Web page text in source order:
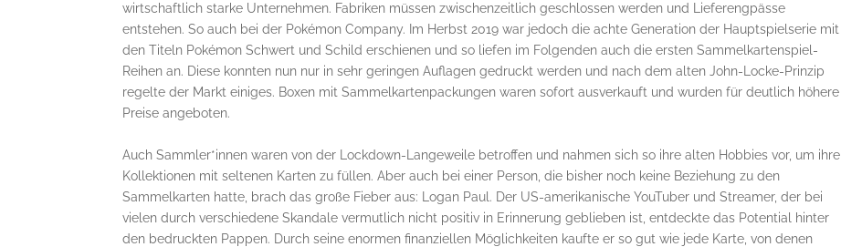
wirtschaftlich starke Unternehmen. Fabriken müssen zwischenzeitlich geschlossen werden und Lieferengpässe
entstehen. So auch bei der Pokémon Company. Im Herbst 2019 war jedoch die achte Generation der Hauptspielserie mit
den Titeln Pokémon Schwert und Schild erschienen und so liefen im Folgenden auch die ersten Sammelkartenspiel-
Reihen an. Diese konnten nun nur in sehr geringen Auflagen gedruckt werden und nach dem alten John-Locke-Prinzip
regelte der Markt einiges. Boxen mit Sammelkartenpackungen waren sofort ausverkauft und wurden für deutlich höhere
Preise angeboten.
Auch Sammler*innen waren von der Lockdown-Langeweile betroffen und nahmen sich so ihre alten Hobbies vor, um ihre
Kollektionen mit seltenen Karten zu füllen. Aber auch bei einer Person, die bisher noch keine Beziehung zu den
Sammelkarten hatte, brach das große Fieber aus: Logan Paul. Der US-amerikanische YouTuber und Streamer, der bei
vielen durch verschiedene Skandale vermutlich nicht positiv in Erinnerung geblieben ist, entdeckte das Potential hinter
den bedruckten Pappen. Durch seine enormen finanziellen Möglichkeiten kaufte er so gut wie jede Karte, von denen